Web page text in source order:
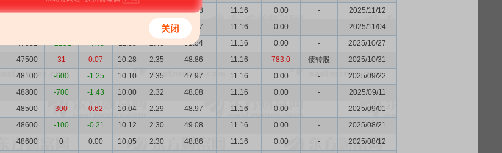
45100 400 0.89 12.06 2.45 54.88 11.16 0.00 -
2025/11/12
2.47 51.87 11.16 0.00 -
2025/11/04
47531 -2131 -4.48 11.35 2.46 51.54 11.16 0.00 -
2025/10/27
47500 31 0.07 10.28 2.35 48.86 11.16 783.0 债转股
2025/10/31
48100 -600 -1.25 10.10 2.35 47.97 11.16 0.00 -
2025/09/22
48800 -700 -1.43 10.00 2.32 48.08 11.16 0.00 -
2025/09/11
48500 300 0.62 10.04 2.29 48.97 11.16 0.00 -
2025/09/01
48600 -100 -0.21 10.12 2.30 49.08 11.16 0.00 -
2025/08/21
48600 0 0.00 10.05 2.30 48.86 11.16 0.00 -
2025/08/12